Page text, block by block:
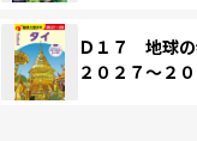
Ｄ１７ 地球
２０２７～２